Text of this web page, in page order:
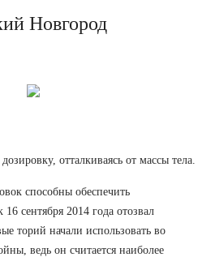
Новгород
отталкиваясь от массы тела.
способны обеспечить
сентября 2014 года отозвал
торий начали использовать во
ведь он считается наиболее